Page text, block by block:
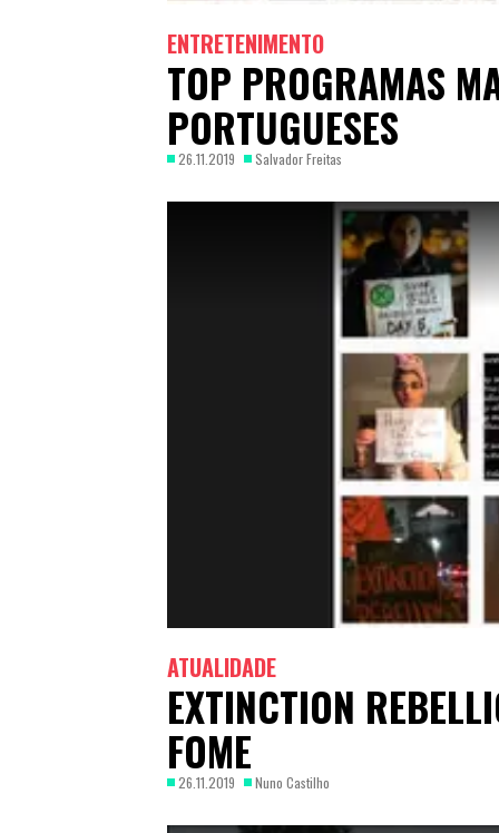
ENTRETENIMENTO
TOP PROGRAMAS
PORTUGUESES
26.11.2019 Salvador Freitas
ATUALIDADE
EXTINCTION
FOME
26.11.2019 Nuno Castilho